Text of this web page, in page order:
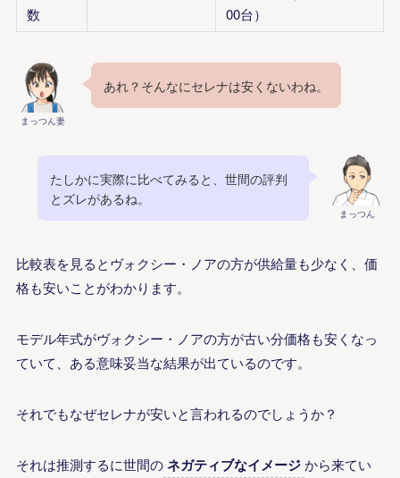
数
00台）
まっつん妻
あれ？そんなにセレナは安くないわね。
まっつん
たしかに実際に比べてみると、世間の評判
とズレがあるね。
比較表を見るとヴォクシー・ノアの方が供給量も少なく、価
格も安いことがわかります。
モデル年式がヴォクシー・ノアの方が古い分価格も安くなっ
ていて、ある意味妥当な結果が出ているのです。
それでもなぜセレナが安いと言われるのでしょうか？
それは推測するに世間のネガティブなイメージから来てい